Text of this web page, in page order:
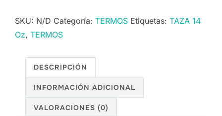
SKU: N/D Categoría: TERMOS Etiquetas: TAZA 14
Oz, TERMOS
DESCRIPCIÓN
INFORMACIÓN ADICIONAL
VALORACIONES (0)